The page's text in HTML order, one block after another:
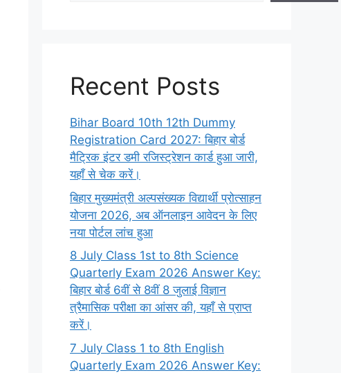
Recent Posts
Bihar Board 10th 12th Dummy
Registration Card 2027: बिहार बोर्ड
मैट्रिक इंटर डमी रजिस्ट्रेशन कार्ड हुआ जारी,
यहाँ से चेक करें।
बिहार मुख्यमंत्री अल्पसंख्यक विद्यार्थी प्रोत्साहन
योजना 2026, अब ऑनलाइन आवेदन के लिए
नया पोर्टल लांच हुआ
8 July Class 1st to 8th Science
Quarterly Exam 2026 Answer Key:
बिहार बोर्ड 6वीं से 8वीं 8 जुलाई विज्ञान
त्रैमासिक परीक्षा का आंसर की, यहाँ से प्राप्त
करें।
7 July Class 1 to 8th English
Quarterly Exam 2026 Answer Key: